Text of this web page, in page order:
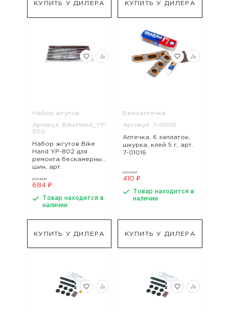
КУПИТЬ У ДИЛЕРА КУПИТЬ У ДИЛЕРА
Набор жгутов
Артикул: BikeHand_YP-
802
Набор жгутов Bike
Hand YP-802 для
ремонта бескамерных
шин, арт.
розница
684 ₽
Товар находится в
наличии
КУПИТЬ У ДИЛЕРА
Велоаптечка
Артикул: 7-01016
Аптечка, 6 заплаток,
шкурка, клей 5 г, арт.
7-01016
розница
410 ₽
Товар находится в
наличии
КУПИТЬ У ДИЛЕРА